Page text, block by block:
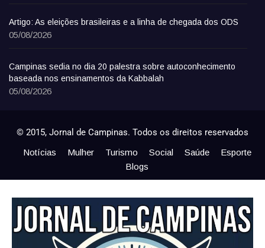
Artigo: As eleições brasileiras e a linha de chegada dos ODS
05/08/2026
Campinas sedia no dia 20 palestra sobre autoconhecimento
baseada nos ensinamentos da Kabbalah
05/08/2026
© 2015, Jornal de Campinas. Todos os direitos reservados
Notícias Mulher Turismo Social Saúde
Esporte
Blogs